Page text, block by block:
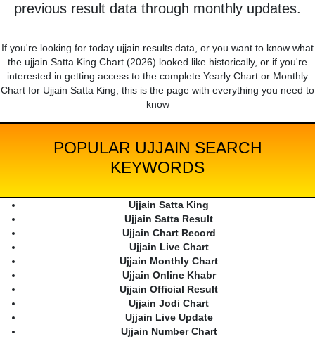
previous result data through monthly updates.
If you're looking for today ujjain results data, or you want to know what
the ujjain Satta King Chart (2026) looked like historically, or if you're
interested in getting access to the complete Yearly Chart or Monthly
Chart for Ujjain Satta King, this is the page with everything you need to
know
POPULAR UJJAIN SEARCH
KEYWORDS
Ujjain Satta King
Ujjain Satta Result
Ujjain Chart Record
Ujjain Live Chart
Ujjain Monthly Chart
Ujjain Online Khabr
Ujjain Official Result
Ujjain Jodi Chart
Ujjain Live Update
Ujjain Number Chart